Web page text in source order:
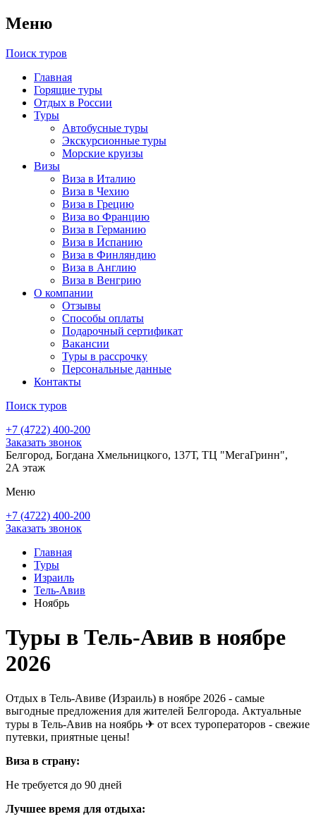
Меню
Поиск туров
Главная
Горящие туры
Отдых в России
Туры
Автобусные туры
Экскурсионные туры
Морские круизы
Визы
Виза в Италию
Виза в Чехию
Виза в Грецию
Виза во Францию
Виза в Германию
Виза в Испанию
Виза в Финляндию
Виза в Англию
Виза в Венгрию
О компании
Отзывы
Способы оплаты
Подарочный сертификат
Вакансии
Туры в рассрочку
Персональные данные
Контакты
Поиск туров
+7 (4722) 400-200
Заказать звонок
Белгород, Богдана Хмельницкого, 137Т, ТЦ "МегаГринн",
2А этаж
Меню
+7 (4722) 400-200
Заказать звонок
Главная
Туры
Израиль
Тель-Авив
Ноябрь
Туры в Тель-Авив в ноябре
2026
Отдых в Тель-Авиве (Израиль) в ноябре 2026 - самые
выгодные предложения для жителей Белгорода. Актуальные
туры в Тель-Авив на ноябрь ✈ от всех туроператоров - свежие
путевки, приятные цены!
Виза в страну:
Не требуется до 90 дней
Лучшее время для отдыха: